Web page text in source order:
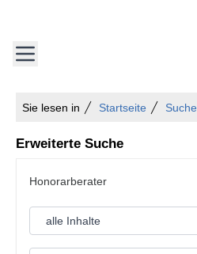
Sie lesen in Startseite Suche
Erweiterte Suche